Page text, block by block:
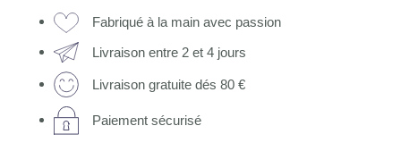
Fabriqué à la main avec passion
Livraison entre 2 et 4 jours
Livraison gratuite dés 80 €
Paiement sécurisé